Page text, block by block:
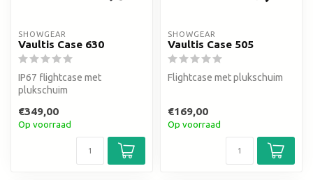
SHOWGEAR
Vaultis Case 630
IP67 flightcase met
plukschuim
€349,00
Op voorraad
SHOWGEAR
Vaultis Case 505
Flightcase met plukschuim
€169,00
Op voorraad